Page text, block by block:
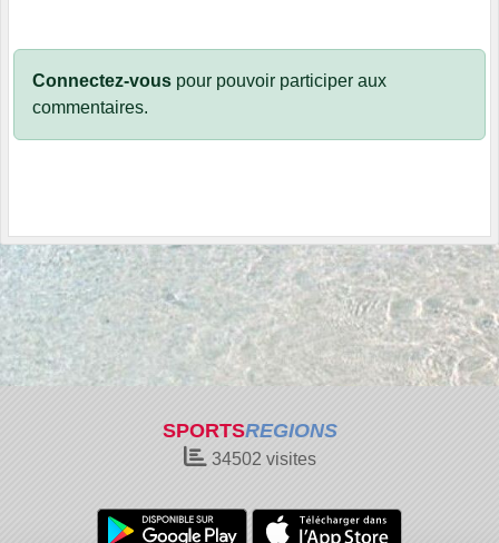
Connectez-vous pour pouvoir participer aux
commentaires.
SPORTSREGIONS
34502 visites